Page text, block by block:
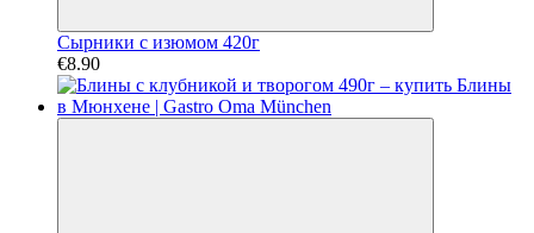
Сырники с изюмом 420г
€8.90